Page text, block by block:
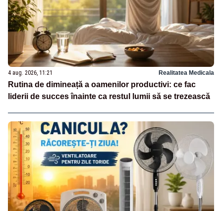
4 aug. 2026, 11:21 Realitatea Medicala
Rutina de dimineață a oamenilor productivi: ce fac
liderii de succes înainte ca restul lumii să se trezească